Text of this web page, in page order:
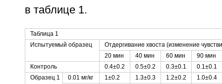
в таблице 1.
Таблица 1
Испытуемый образец
Отдергивание хвоста (изменение
20 мин
40 мин 60 мин
90 мин
Контроль
0.4±0.2 0.5±0.2 0.3±0.1
0.1±0.1
Образец 1
0.01 мг/кг 1±0.2 1.3±0.3 1.2±0.2
1.0±0.4